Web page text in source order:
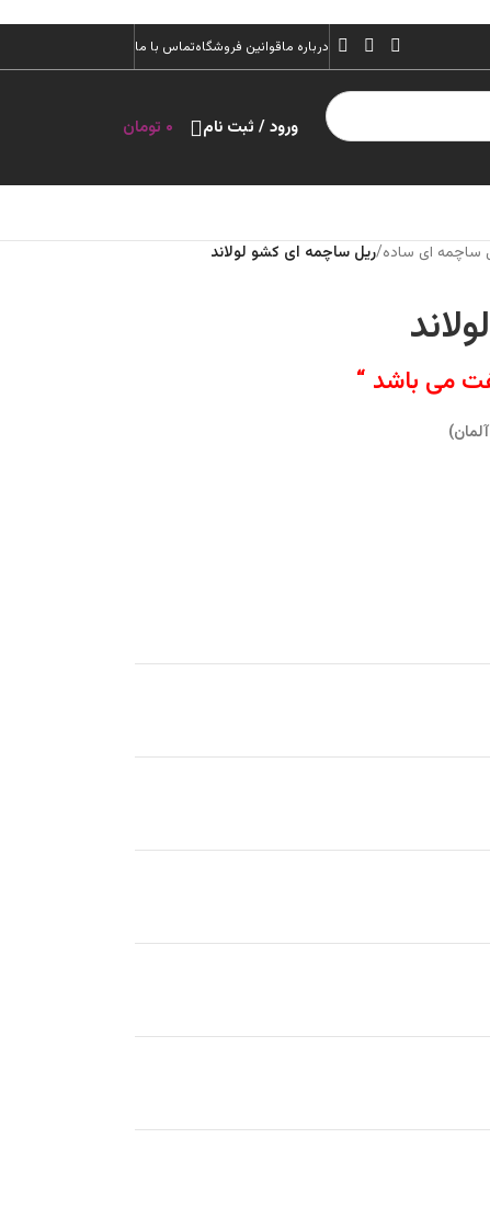
درباره ماقوانین فروشگاهتماس با ما
ورود / ثبت نام ۰ تومان
ساچمه ای ساده/ریل ساچمه ای کشو لولاند
می باشد “